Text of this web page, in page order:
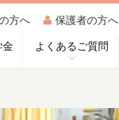
方へ 保護者の方へ
金 よくあるご質問